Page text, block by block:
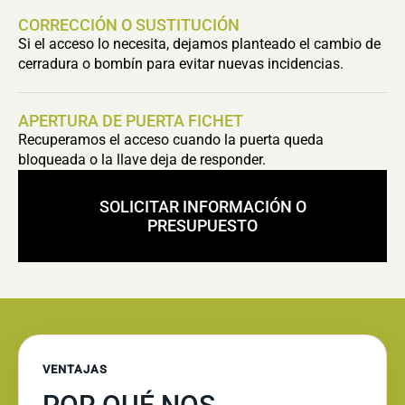
CORRECCIÓN O SUSTITUCIÓN
Si el acceso lo necesita, dejamos planteado el cambio de
cerradura o bombín para evitar nuevas incidencias.
APERTURA DE PUERTA FICHET
Recuperamos el acceso cuando la puerta queda
bloqueada o la llave deja de responder.
SOLICITAR INFORMACIÓN O
PRESUPUESTO
VENTAJAS